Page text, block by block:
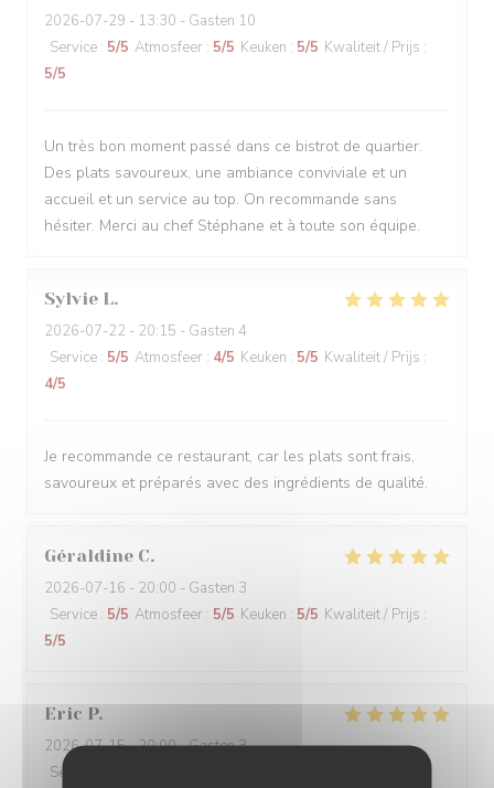
2026-07-29 - 13:30 - Gasten 10
Service : 5/5 Atmosfeer : 5/5 Keuken : 5/5 Kwaliteit / Prijs :
5/5
Un très bon moment passé dans ce bistrot de quartier.
Des plats savoureux, une ambiance conviviale et un
accueil et un service au top. On recommande sans
hésiter. Merci au chef Stéphane et à toute son équipe.
Sylvie L
2026-07-22 - 20:15 - Gasten 4
Service : 5/5 Atmosfeer : 4/5 Keuken : 5/5 Kwaliteit / Prijs :
4/5
Je recommande ce restaurant, car les plats sont frais,
savoureux et préparés avec des ingrédients de qualité.
Géraldine C
2026-07-16 - 20:00 - Gasten 3
Service : 5/5 Atmosfeer : 5/5 Keuken : 5/5 Kwaliteit / Prijs :
5/5
Eric P
2026-07-15- 20:00 - Gasten 3
Service